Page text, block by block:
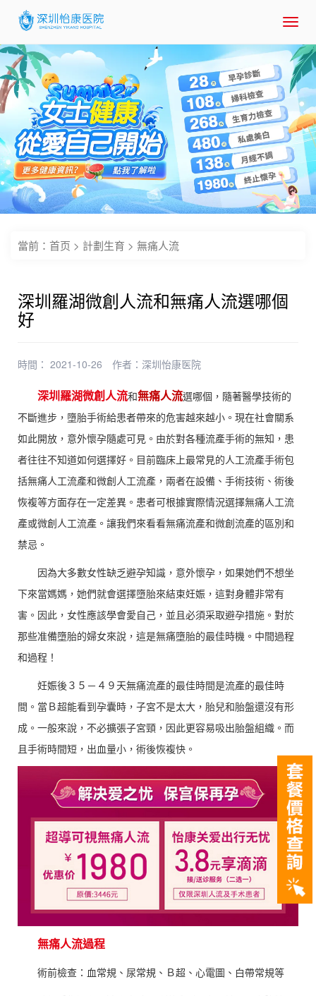
當前： 首页 > 計劃生育 > 無痛人流
深圳羅湖微創人流和無痛人流選哪個
好
時間： 2021-10-26 作者： 深圳怡康医院
深圳羅湖微創人流和無痛人流選哪個，隨著醫學技術的
不斷進步，墮胎手術給患者帶來的危害越來越小。現在社會關系
如此開放，意外懷孕隨處可見。由於對各種流產手術的無知，患
者往往不知道如何選擇好。目前臨床上最常見的人工流產手術包
括無痛人工流產和微創人工流產，兩者在設備、手術技術、術後
恢複等方面存在一定差異。患者可根據實際情況選擇無痛人工流
產或微創人工流產。讓我們來看看無痛流產和微創流產的區別和
禁忌。
因為大多數女性缺乏避孕知識，意外懷孕，如果她們不想坐
下來當媽媽，她們就會選擇墮胎來結束妊娠，這對身體非常有
害。因此，女性應該學會愛自己，並且必須采取避孕措施。對於
那些准備墮胎的婦女來說，這是無痛墮胎的最佳時機。中間過程
和過程！
妊娠後３５－４９天無痛流產的最佳時間是流產的最佳時
間。當Ｂ超能看到孕囊時，子宮不是太大，胎兒和胎盤還沒有形
成。一般來說，不必擴張子宮頸，因此更容易吸出胎盤組織。而
且手術時間短，出血量小，術後恢複快。
無痛人流過程
術前檢查：血常規、尿常規、Ｂ超、心電圖、白帶常規等